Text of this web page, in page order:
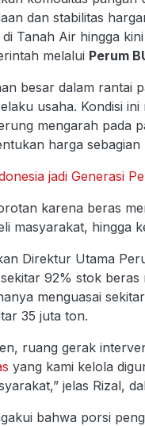
dan stabilitas
Tanah Air hingga
melalui Perum
besar dalam rantai
usaha. Kondisi
mengarah pada
harga
jadi Generasi
karena beras
masyarakat, hingga
Direktur Utama
92% stok
menguasai
35 juta ton.
ruang gerak
yang kami kelola
jelas Rizal,
bahwa porsi